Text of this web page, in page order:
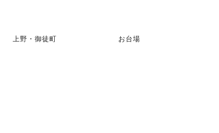
上野・御徒町 お台場